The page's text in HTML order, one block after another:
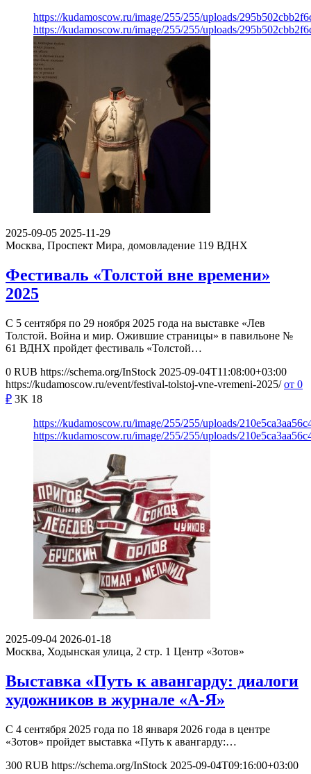
https://kudamoscow.ru/image/255/255/uploads/
https://kudamoscow.ru/image/255/255/uploads/
2025-09-05 2025-11-29
Москва, Проспект Мира, домовладение 119 ВДНХ
Фестиваль «Толстой вне времени»
2025
С 5 сентября по 29 ноября 2025 года на выставке «Лев
Толстой. Война и мир. Ожившие страницы» в павильоне №
61 ВДНХ пройдет фестиваль «Толстой…
0 RUB https://schema.org/InStock 2025-09-04T11:08:00+03:00
https://kudamoscow.ru/event/festival-tolstoj-vne-vremeni-2025/ от 0
₽ 3K 18
https://kudamoscow.ru/image/255/255/uploads/
https://kudamoscow.ru/image/255/255/uploads/
2025-09-04 2026-01-18
Москва, Ходынская улица, 2 стр. 1 Центр «Зотов»
Выставка «Путь к авангарду: диалоги
художников в журнале «А-Я»
С 4 сентября 2025 года по 18 января 2026 года в центре
«Зотов» пройдет выставка «Путь к авангарду:…
300 RUB https://schema.org/InStock 2025-09-04T09:16:00+03:00